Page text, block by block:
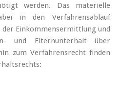
werden. Das materielle
in den Verfahrensablauf
der Einkommensermittlung und
und Elternunterhalt über
zum Verfahrensrecht finden